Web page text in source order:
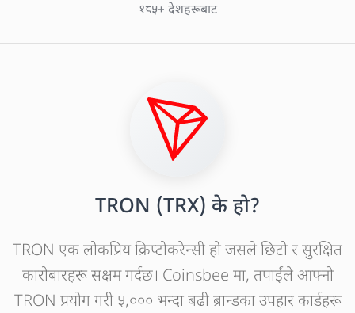
१८५+ देशहरूबाट
TRON (TRX) के हो?
TRON एक लोकप्रिय क्रिप्टोकरेन्सी हो जसले छिटो र सुरक्षित
कारोबारहरू सक्षम गर्दछ। Coinsbee मा, तपाईंले आफ्नो
TRON प्रयोग गरी ५,००० भन्दा बढी ब्रान्डका उपहार कार्डहरू